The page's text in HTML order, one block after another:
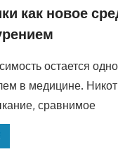
как новое
остается
в медицине.
сравнимое